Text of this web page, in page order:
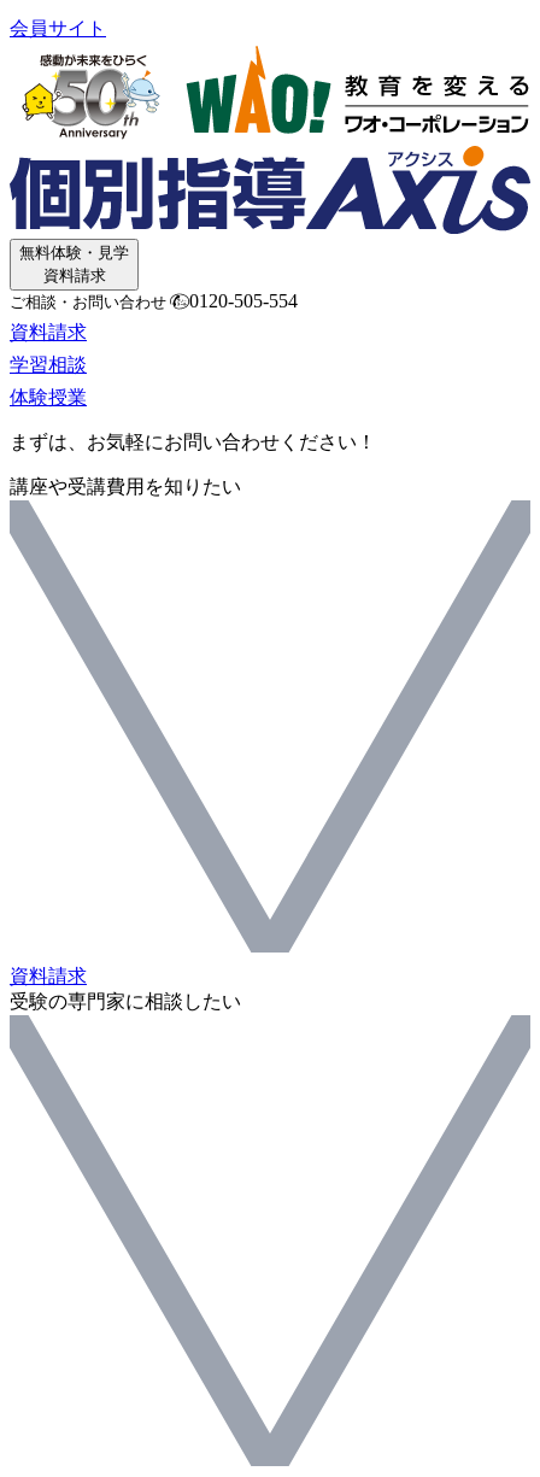
会員サイト
無料体験・見学
資料請求
ご相談・お問い合わせ
0120-505-554
資料請求
学習相談
体験授業
まずは、お気軽にお問い合わせください！
講座や受講費用を知りたい
資料請求
受験の専門家に相談したい